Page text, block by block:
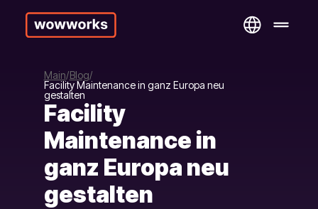
Main Blog
Facility Maintenance in ganz Europa neu
gestalten
Facility
Maintenance in
ganz Europa neu
gestalten